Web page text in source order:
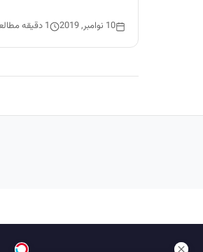
10 نوامبر, 2019 1 دقیقه مطالعه